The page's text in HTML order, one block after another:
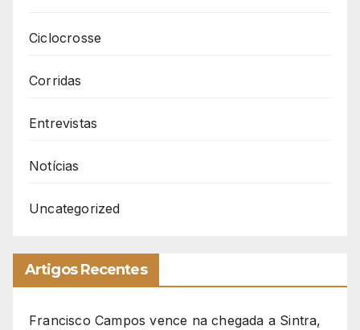
Ciclocrosse
Corridas
Entrevistas
Notícias
Uncategorized
Artigos Recentes
Francisco Campos vence na chegada a Sintra,